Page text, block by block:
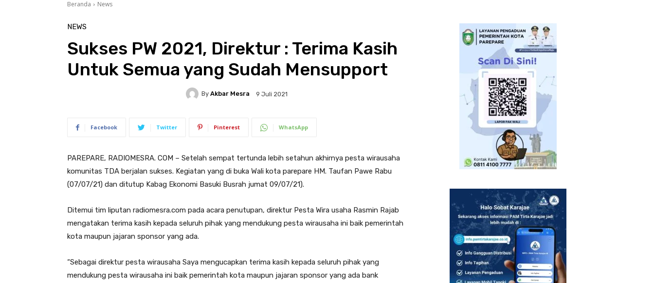
Beranda News
NEWS
Sukses PW 2021, Direktur : Terima Kasih
Untuk Semua yang Sudah Mensupport
By Akbar Mesra 9 Juli 2021
Facebook Twitter Pinterest WhatsApp
PAREPARE, RADIOMESRA. COM – Setelah sempat tertunda lebih setahun akhirnya pesta wirausaha
komunitas TDA berjalan sukses. Kegiatan yang di buka Wali kota parepare HM. Taufan Pawe Rabu
(07/07/21) dan ditutup Kabag Ekonomi Basuki Busrah jumat 09/07/21).
Ditemui tim liputan radiomesra.com pada acara penutupan, direktur Pesta Wira usaha Rasmin Rajab
mengatakan terima kasih kepada seluruh pihak yang mendukung pesta wirausaha ini baik pemerintah
kota maupun jajaran sponsor yang ada.
“Sebagai direktur pesta wirausaha Saya mengucapkan terima kasih kepada seluruh pihak yang
mendukung pesta wirausaha ini baik pemerintah kota maupun jajaran sponsor yang ada bank